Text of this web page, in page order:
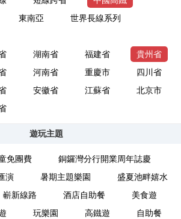
東南亞
世界長線系列
湖南省 福建省
貴州省
河南省 重慶市
四川省
安徽省 江蘇省
北京市
遊玩主題
免團費
銅鑼灣分行開業周年誌慶
演
暑期主題樂園
盛夏池畔嬉水
嶄新線路 酒店自助餐
美食遊
玩樂園 高鐵遊
自助餐